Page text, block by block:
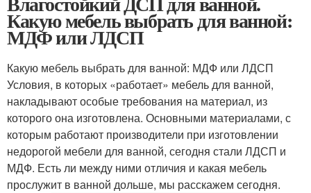
Какую мебель выбрать для ванной:
МДФ или ЛДСП
Какую мебель выбрать для ванной: МДФ или ЛДСП
Условия, в которых «работает» мебель для ванной,
накладывают особые требования на материал, из
которого она изготовлена. Основными материалами, с
которым работают производители при изготовлении
недорогой мебели для ванной, сегодня стали ЛДСП и
МДФ. Есть ли между ними отличия и какая мебель
прослужит в ванной дольше, мы расскажем сегодня.